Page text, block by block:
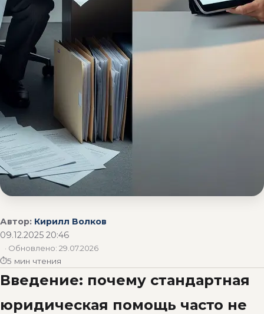
Автор: Кирилл Волков
09.12.2025 20:46
· Обновлено: 29.07.2026
5 мин чтения
Введение: почему стандартная
юридическая помощь часто не